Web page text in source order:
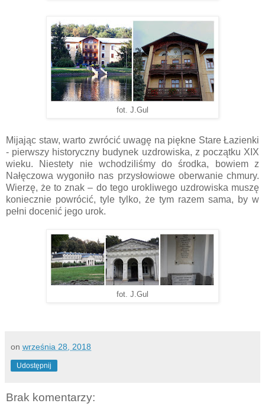
fot. J.Gul
Mijając staw, warto zwrócić uwagę na piękne Stare Łazienki
- pierwszy historyczny budynek uzdrowiska, z początku XIX
wieku. Niestety nie wchodziliśmy do środka, bowiem z
Nałęczowa wygoniło nas przysłowiowe oberwanie chmury.
Wierzę, że to znak – do tego urokliwego uzdrowiska muszę
koniecznie powrócić, tyle tylko, że tym razem sama, by w
pełni docenić jego urok.
fot. J.Gul
on września 28, 2018
Udostępnij
Brak komentarzy: